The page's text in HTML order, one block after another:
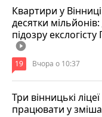
Квартири у
десятки
підозру
play_circle_filled
19 Вчора о 10:37
Три вінницькі
працювати у